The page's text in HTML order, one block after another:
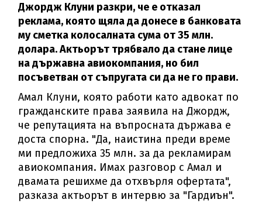
Джордж Клуни разкри, че е отказал
реклама, която щяла да донесе в банковата
му сметка колосалната сума от 35 млн.
долара. Актьорът трябвало да стане лице
на държавна авиокомпания, но бил
посъветван от съпругата си да не го прави.
Амал Клуни, която работи като адвокат по
гражданските права заявила на Джордж,
че репутацията на въпросната държава е
доста спорна. "Да, наистина преди време
ми предложиха 35 млн. за да рекламирам
авиокомпания. Имах разговор с Амал и
двамата решихме да отхвърля офертата",
разказа актьорът в интервю за "Гардиън".